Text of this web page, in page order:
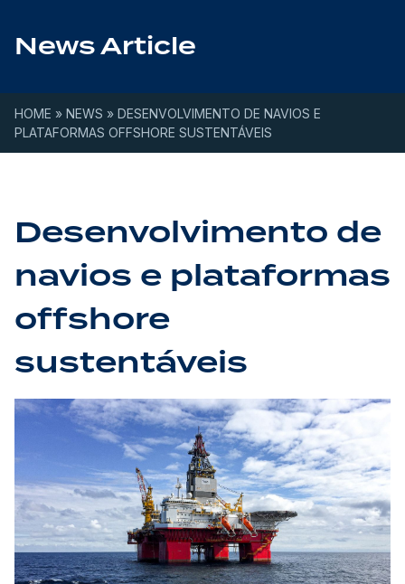
News Article
HOME » NEWS » DESENVOLVIMENTO DE NAVIOS E
PLATAFORMAS OFFSHORE SUSTENTÁVEIS
Desenvolvimento de
navios e plataformas
offshore
sustentáveis